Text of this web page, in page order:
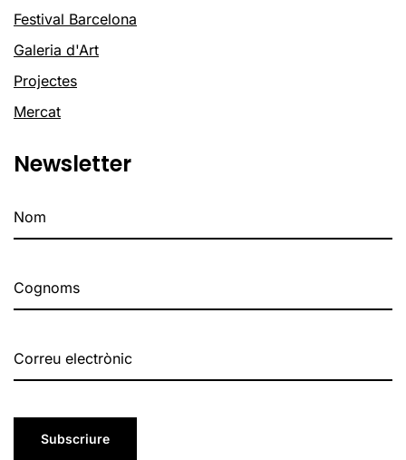
Festival Barcelona
Galeria d'Art
Projectes
Mercat
Newsletter
Subscriure